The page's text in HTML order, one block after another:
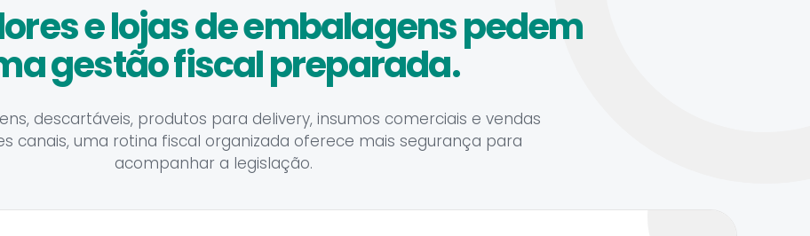
e lojas de embalagens pedem
gestão fiscal preparada.
descartáveis, produtos para delivery, insumos comerciais e vendas
canais, uma rotina fiscal organizada oferece mais segurança para
acompanhar a legislação.